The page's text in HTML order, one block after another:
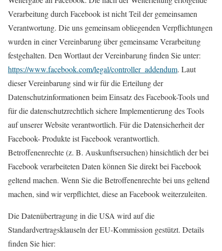
Verarbeitung durch Facebook ist nicht Teil der gemeinsamen
Verantwortung. Die uns gemeinsam obliegenden Verpflichtungen
wurden in einer Vereinbarung über gemeinsame Verarbeitung
festgehalten. Den Wortlaut der Vereinbarung finden Sie unter:
https://www.facebook.com/legal/controller_addendum. Laut
dieser Vereinbarung sind wir für die Erteilung der
Datenschutzinformationen beim Einsatz des Facebook-Tools und
für die datenschutzrechtlich sichere Implementierung des Tools
auf unserer Website verantwortlich. Für die Datensicherheit der
Facebook- Produkte ist Facebook verantwortlich.
Betroffenenrechte (z. B. Auskunftsersuchen) hinsichtlich der bei
Facebook verarbeiteten Daten können Sie direkt bei Facebook
geltend machen. Wenn Sie die Betroffenenrechte bei uns geltend
machen, sind wir verpflichtet, diese an Facebook weiterzuleiten.
Die Datenübertragung in die USA wird auf die
Standardvertragsklauseln der EU-Kommission gestützt. Details
finden Sie hier: